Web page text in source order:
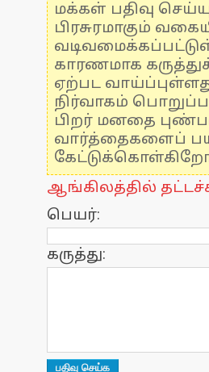
மக்கள் பதிவு
பிரசுரமாகும்
காரணமாக
ஏற்பட
நிர்வாகம்
பிறர் மனதை
வார்த்தைகளைப்
ஆங்கிலத்தில்
பெயர்:
கருத்து: